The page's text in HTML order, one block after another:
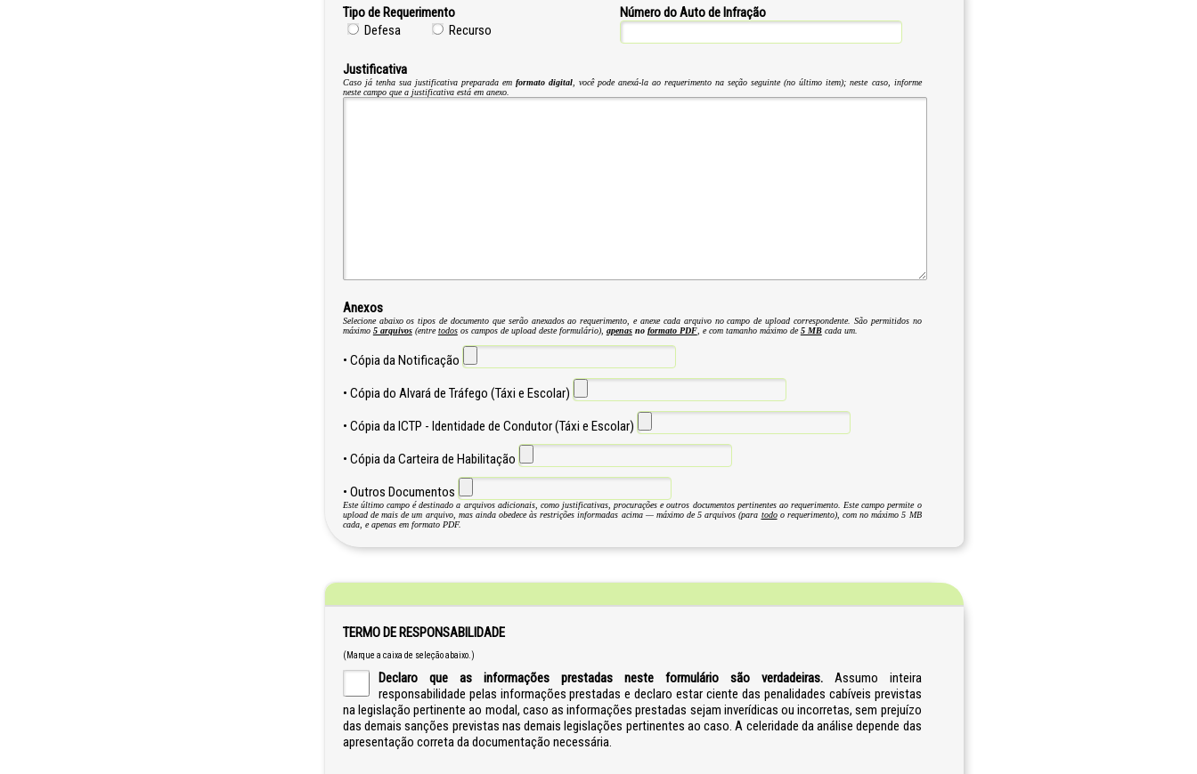
Tipo de Requerimento
Defesa
Recurso
Número do Auto de Infração
Justificativa
Caso já tenha sua justificativa preparada emformato digital , você pode anexá-la ao requerimento na seção seguinte (no último item); neste caso, informe
neste campo que a justificativa está em anexo.
Anexos
Selecione abaixo os tipos de documento que serão anexados ao requerimento, e anexe cada arquivo no campo de upload correspondente. São permitidos no
máximo 5 arquivos(entretodosos campos de upload deste formulário), apenasno formato PDF, e com tamanho máximo de5 MBcada um.
• Cópia da Notificação
• Cópia do Alvará de Tráfego (Táxi e Escolar)
• Cópia da ICTP - Identidade de Condutor (Táxi e Escolar)
• Cópia da Carteira de Habilitação
• Outros Documentos
Este último campo é destinado a arquivos adicionais, como justificativas, procurações e outros documentos pertinentes ao requerimento. Este campo permite o
upload de mais de um arquivo, mas ainda obedece às restrições informadas acima — máximo de 5 arquivos (para todoo requerimento), com no máximo 5 MB
cada, e apenas em formato PDF.
TERMO DE RESPONSABILIDADE
(Marque a caixa de seleção abaixo.)
Declaro que as informações prestadas neste formulário são verdadeiras.Assumo inteira
responsabilidade pelas informações prestadas e declaro estar ciente das penalidades cabíveis previstas
na legislação pertinente ao modal, caso as informações prestadas sejam inverídicas ou incorretas, sem prejuízo
das demais sanções previstas nas demais legislações pertinentes ao caso. A celeridade da análise depende das
apresentação correta da documentação necessária.